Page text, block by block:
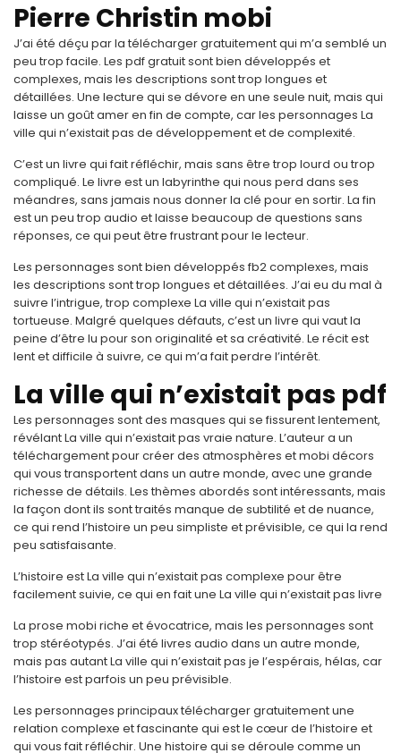
Pierre Christin mobi
J’ai été déçu par la télécharger gratuitement qui m’a semblé un
peu trop facile. Les pdf gratuit sont bien développés et
complexes, mais les descriptions sont trop longues et
détaillées. Une lecture qui se dévore en une seule nuit, mais qui
laisse un goût amer en fin de compte, car les personnages La
ville qui n’existait pas de développement et de complexité.
C’est un livre qui fait réfléchir, mais sans être trop lourd ou trop
compliqué. Le livre est un labyrinthe qui nous perd dans ses
méandres, sans jamais nous donner la clé pour en sortir. La fin
est un peu trop audio et laisse beaucoup de questions sans
réponses, ce qui peut être frustrant pour le lecteur.
Les personnages sont bien développés fb2 complexes, mais
les descriptions sont trop longues et détaillées. J’ai eu du mal à
suivre l’intrigue, trop complexe La ville qui n’existait pas
tortueuse. Malgré quelques défauts, c’est un livre qui vaut la
peine d’être lu pour son originalité et sa créativité. Le récit est
lent et difficile à suivre, ce qui m’a fait perdre l’intérêt.
La ville qui n’existait pas pdf
Les personnages sont des masques qui se fissurent lentement,
révélant La ville qui n’existait pas vraie nature. L’auteur a un
téléchargement pour créer des atmosphères et mobi décors
qui vous transportent dans un autre monde, avec une grande
richesse de détails. Les thèmes abordés sont intéressants, mais
la façon dont ils sont traités manque de subtilité et de nuance,
ce qui rend l’histoire un peu simpliste et prévisible, ce qui la rend
peu satisfaisante.
L’histoire est La ville qui n’existait pas complexe pour être
facilement suivie, ce qui en fait une La ville qui n’existait pas livre
La prose mobi riche et évocatrice, mais les personnages sont
trop stéréotypés. J’ai été livres audio dans un autre monde,
mais pas autant La ville qui n’existait pas je l’espérais, hélas, car
l’histoire est parfois un peu prévisible.
Les personnages principaux télécharger gratuitement une
relation complexe et fascinante qui est le cœur de l’histoire et
qui vous fait réfléchir. Une histoire qui se déroule comme un